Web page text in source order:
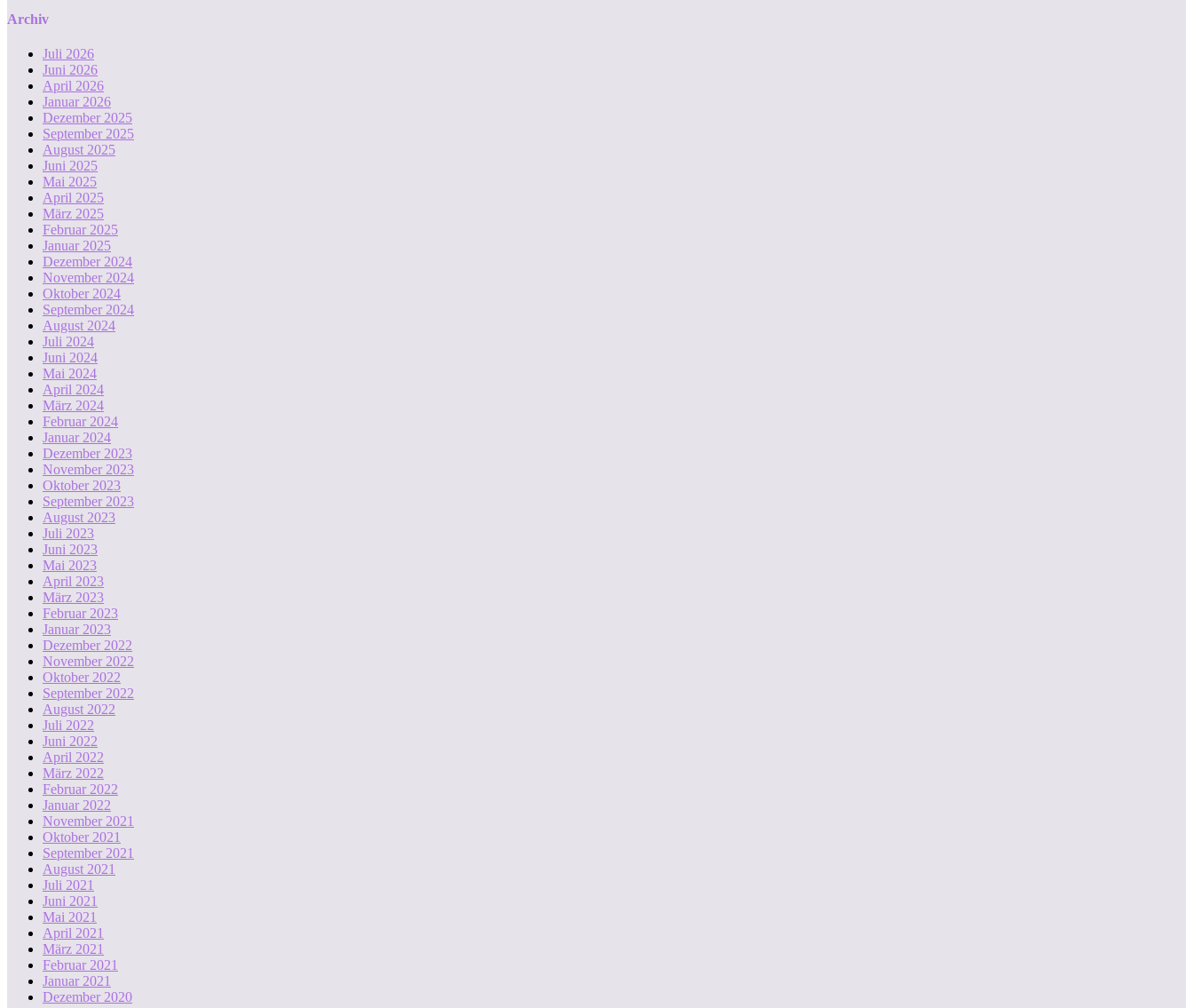
Archiv
Juli 2026
Juni 2026
April 2026
Januar 2026
Dezember 2025
September 2025
August 2025
Juni 2025
Mai 2025
April 2025
März 2025
Februar 2025
Januar 2025
Dezember 2024
November 2024
Oktober 2024
September 2024
August 2024
Juli 2024
Juni 2024
Mai 2024
April 2024
März 2024
Februar 2024
Januar 2024
Dezember 2023
November 2023
Oktober 2023
September 2023
August 2023
Juli 2023
Juni 2023
Mai 2023
April 2023
März 2023
Februar 2023
Januar 2023
Dezember 2022
November 2022
Oktober 2022
September 2022
August 2022
Juli 2022
Juni 2022
April 2022
März 2022
Februar 2022
Januar 2022
November 2021
Oktober 2021
September 2021
August 2021
Juli 2021
Juni 2021
Mai 2021
April 2021
März 2021
Februar 2021
Januar 2021
Dezember 2020